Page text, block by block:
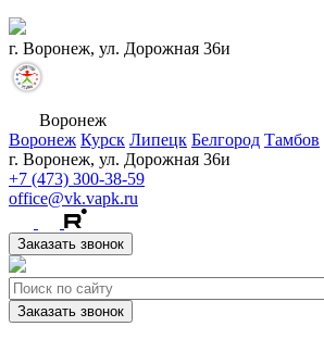
г. Воронеж, ул. Дорожная 36и
Воронеж
Воронеж Курск Липецк Белгород Тамбов
г. Воронеж, ул. Дорожная 36и
+7 (473) 300-38-59
office@vk.vapk.ru
Заказать звонок
Заказать звонок